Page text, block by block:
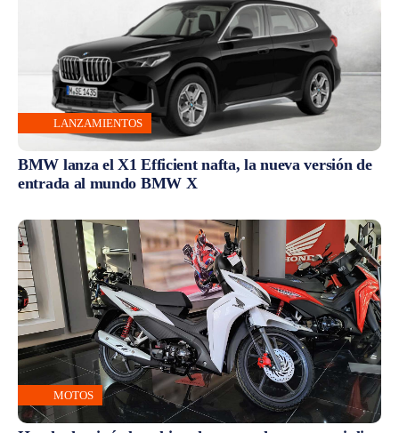
LANZAMIENTOS
BMW lanza el X1 Efficient nafta, la nueva versión de
entrada al mundo BMW X
MOTOS